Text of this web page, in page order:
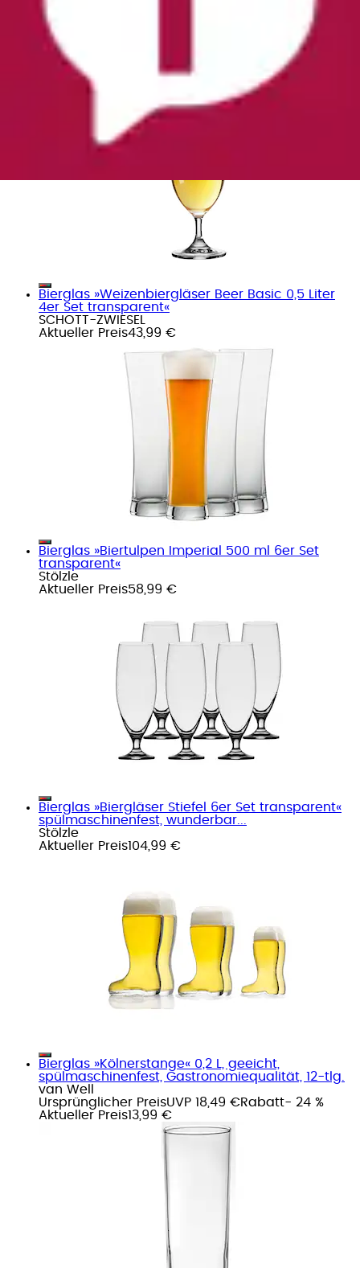
Bierglas »Biertulpe Pilsglas mit Gravur 50.
Jubiläum 360 ml transparent«
LUXENTU
Aktueller Preis
27,99 €
Bierglas »Weizenbiergläser Beer Basic 0,5 Liter
4er Set transparent«
SCHOTT-ZWIESEL
Aktueller Preis43,99 €
Bierglas »Biertulpen Imperial 500 ml 6er Set
transparent«
Stölzle
Aktueller Preis58,99 €
Bierglas »Biergläser Stiefel 6er Set transparent«
spülmaschinenfest, wunderbar...
Stölzle
Aktueller Preis104,99 €
Bierglas »Kölnerstange« 0,2 L, geeicht,
spülmaschinenfest, Gastronomiequalität, 12-tlg.
van Well
Ursprünglicher PreisUVP 18,49 €Rabatt- 24 %
Aktueller Preis13,99 €